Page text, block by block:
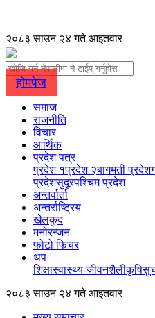
२०८३ साउन २४ गते आइतवार
होमपेज
समाज
राजनीति
विचार
आर्थिक
प्रदेश पत्र
प्रदेश १प्रदेश २बागमती प्रदेश
प्रदेशसुदूरपश्चिम प्रदेश
अन्तर्वार्ता
अन्तर्राष्ट्रिय
खेलकुद
मनोरन्जन
फोटो फिचर
थप
शिक्षास्वास्थ्य-जीवनशैलीकृषि
२०८३ साउन २४ गते आइतवार